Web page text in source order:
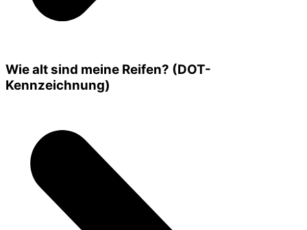
Wie alt sind meine Reifen? (DOT-
Kennzeichnung)